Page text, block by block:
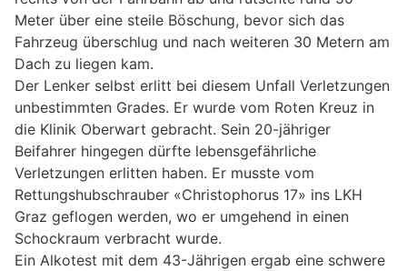
Meter über eine steile Böschung, bevor sich das
Fahrzeug überschlug und nach weiteren 30 Metern am
Dach zu liegen kam.
Der Lenker selbst erlitt bei diesem Unfall Verletzungen
unbestimmten Grades. Er wurde vom Roten Kreuz in
die Klinik Oberwart gebracht. Sein 20-jähriger
Beifahrer hingegen dürfte lebensgefährliche
Verletzungen erlitten haben. Er musste vom
Rettungshubschrauber «Christophorus 17» ins LKH
Graz geflogen werden, wo er umgehend in einen
Schockraum verbracht wurde.
Ein Alkotest mit dem 43-Jährigen ergab eine schwere